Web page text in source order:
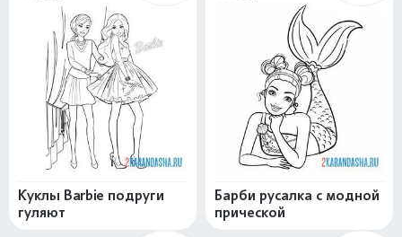
Куклы Barbie подруги
гуляют
Барби русалка с модной
прической